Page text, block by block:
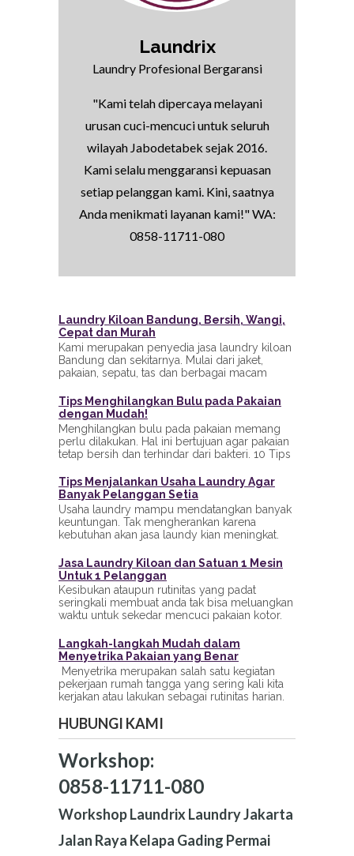
Laundrix
Laundry Profesional Bergaransi
"Kami telah dipercaya melayani
urusan cuci-mencuci untuk seluruh
wilayah Jabodetabek sejak 2016.
Kami selalu menggaransi kepuasan
setiap pelanggan kami. Kini, saatnya
Anda menikmati layanan kami!" WA:
0858-11711-080
Laundry Kiloan Bandung, Bersih, Wangi,
Cepat dan Murah
Kami merupakan penyedia jasa laundry kiloan
Bandung dan sekitarnya. Mulai dari jaket,
pakaian, sepatu, tas dan berbagai macam
Tips Menghilangkan Bulu pada Pakaian
dengan Mudah!
Menghilangkan bulu pada pakaian memang
perlu dilakukan. Hal ini bertujuan agar pakaian
tetap bersih dan terhindar dari bakteri. 10 Tips
Tips Menjalankan Usaha Laundry Agar
Banyak Pelanggan Setia
Usaha laundry mampu mendatangkan banyak
keuntungan. Tak mengherankan karena
kebutuhan akan jasa laundy kian meningkat.
Jasa Laundry Kiloan dan Satuan 1 Mesin
Untuk 1 Pelanggan
Kesibukan ataupun rutinitas yang padat
seringkali membuat anda tak bisa meluangkan
waktu untuk sekedar mencuci pakaian kotor.
Langkah-langkah Mudah dalam
Menyetrika Pakaian yang Benar
Menyetrika merupakan salah satu kegiatan
pekerjaan rumah tangga yang sering kali kita
kerjakan atau lakukan sebagai rutinitas harian.
HUBUNGI KAMI
Workshop:
0858-11711-080
Workshop Laundrix Laundry Jakarta
Jalan Raya Kelapa Gading Permai